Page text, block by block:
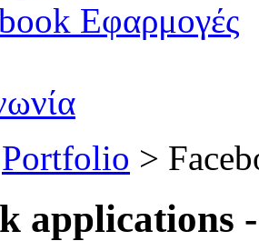
Εφαρμογές
Portfolio >
applications